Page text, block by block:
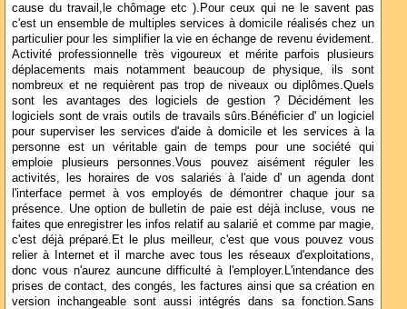
cause du travail,le chômage etc ).Pour ceux qui ne le savent pas
c'est un ensemble de multiples services à domicile réalisés chez un
particulier pour les simplifier la vie en échange de revenu évidement.
Activité professionnelle très vigoureux et mérite parfois plusieurs
déplacements mais notamment beaucoup de physique, ils sont
nombreux et ne requièrent pas trop de niveaux ou diplômes.Quels
sont les avantages des logiciels de gestion ? Décidément les
logiciels sont de vrais outils de travails sûrs.Bénéficier d' un logiciel
pour superviser les services d'aide à domicile et les services à la
personne est un véritable gain de temps pour une société qui
emploie plusieurs personnes.Vous pouvez aisément réguler les
activités, les horaires de vos salariés à l'aide d' un agenda dont
l'interface permet à vos employés de démontrer chaque jour sa
présence. Une option de bulletin de paie est déjà incluse, vous ne
faites que enregistrer les infos relatif au salarié et comme par magie,
c'est déjà préparé.Et le plus meilleur, c'est que vous pouvez vous
relier à Internet et il marche avec tous les réseaux d'exploitations,
donc vous n'aurez auncune difficulté à l'employer.L'intendance des
prises de contact, des congés, les factures ainsi que sa création en
version inchangeable sont aussi intégrés dans sa fonction.Sans